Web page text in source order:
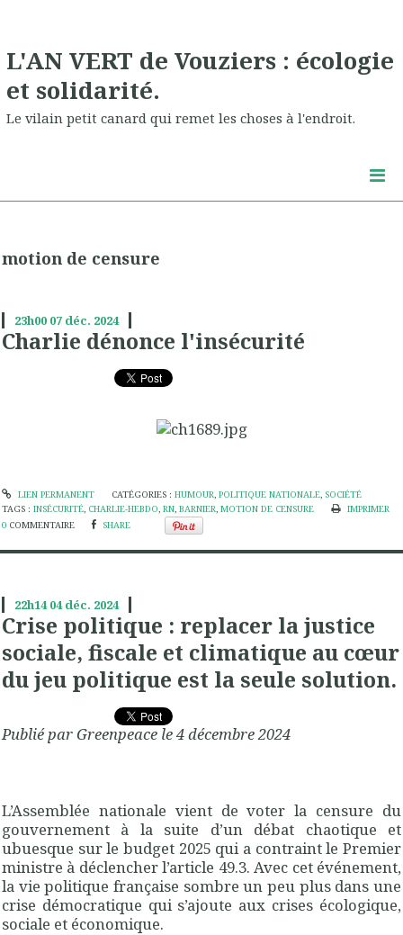
L'AN VERT de Vouziers : écologie
et solidarité.
Le vilain petit canard qui remet les choses à l'endroit.
motion de censure
23h00 07 déc. 2024
Charlie dénonce l'insécurité
LIEN PERMANENT CATÉGORIES : HUMOUR, POLITIQUE NATIONALE, SOCIÉTÉ
TAGS : INSÉCURITÉ, CHARLIE-HEBDO, RN, BARNIER, MOTION DE CENSURE
IMPRIMER
0 COMMENTAIRE SHARE
22h14 04 déc. 2024
Crise politique : replacer la justice
sociale, fiscale et climatique au cœur
du jeu politique est la seule solution.
Publié par Greenpeace le 4 décembre 2024
L’Assemblée nationale vient de voter la censure du
gouvernement à la suite d’un débat chaotique et
ubuesque sur le budget 2025 qui a contraint le Premier
ministre à déclencher l’article 49.3. Avec cet événement,
la vie politique française sombre un peu plus dans une
crise démocratique qui s’ajoute aux crises écologique,
sociale et économique.